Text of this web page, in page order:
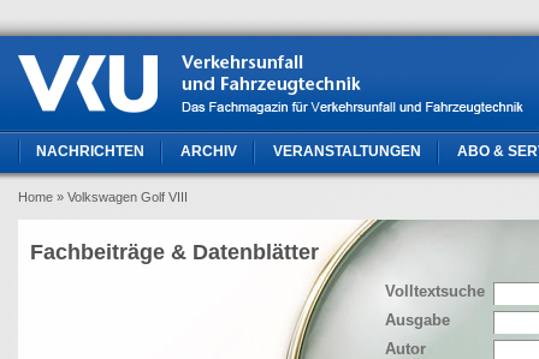
NACHRICHTEN ARCHIV VERANSTALTUNGEN ABO &
Home » Volkswagen Golf VIII
Volltextsuche
Ausgabe
Autor
Fachbeiträge & Datenblätter